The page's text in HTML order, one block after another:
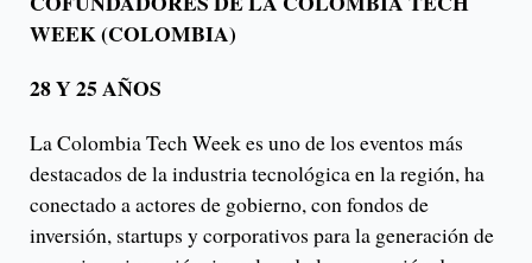
WEEK (COLOMBIA)
28 Y 25 AÑOS
La Colombia Tech Week es uno de los eventos más
destacados de la industria tecnológica en la región, ha
conectado a actores de gobierno, con fondos de
inversión, startups y corporativos para la generación de